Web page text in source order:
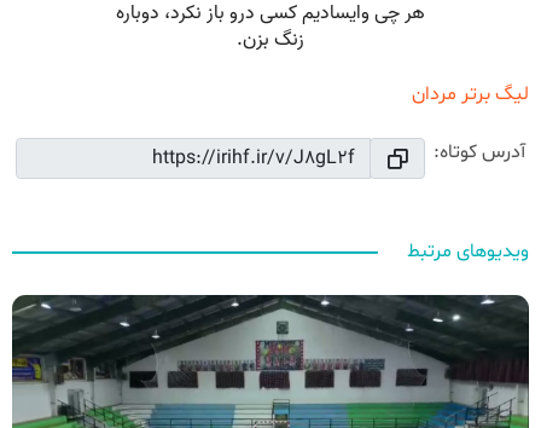
لیگ برتر مردان
آدرس کوتاه:
ویدیوهای مرتبط